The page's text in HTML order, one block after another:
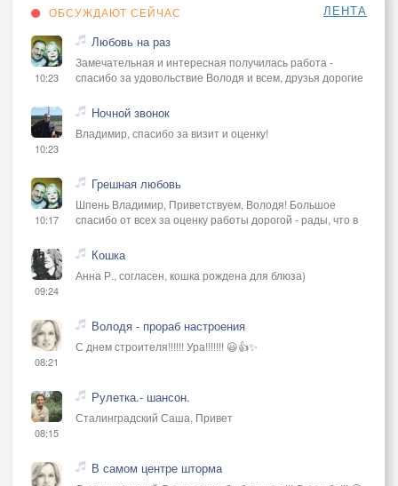
ОБСУЖДАЮТ СЕЙЧАС ЛЕНТА
10:23
Любовь на раз
Замечательная и интересная получилась работа -
спасибо за удовольствие Володя и всем, друзья дорогие
10:23
Ночной звонок
Владимир, спасибо за визит и оценку!
10:17
Грешная любовь
Шпень Владимир, Приветствуем, Володя! Большое
спасибо от всех за оценку работы дорогой - рады, что в
09:24
Кошка
Анна Р., согласен, кошка рождена для блюза)
08:21
Володя - прораб настроения
С днем строителя!!!!!! Ура!!!!!!! 😃👍✨
08:15
Рулетка.- шансон.
Сталинградский Саша, Привет
В самом центре шторма